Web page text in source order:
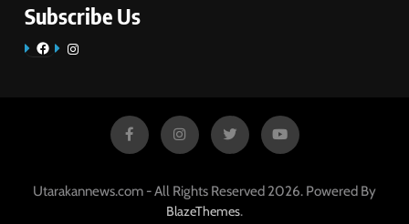
Subscribe Us
FacebookInstagram
Utarakannews.com - All Rights Reserved 2026. Powered By
BlazeThemes.